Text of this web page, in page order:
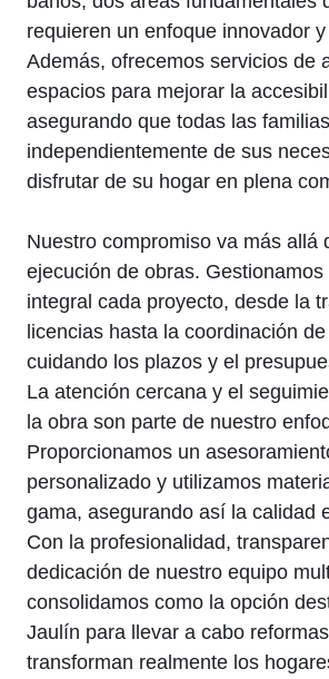
requieren un enfoque innovador
Además, ofrecemos servicios de
espacios para mejorar la
asegurando que todas las
independientemente de sus
disfrutar de su hogar en plena
Nuestro compromiso va más allá
ejecución de obras. Gestionamos
integral cada proyecto, desde la
licencias hasta la coordinación
cuidando los plazos y el
La atención cercana y el
la obra son parte de nuestro
Proporcionamos un
personalizado y utilizamos
gama, asegurando así la calidad
Con la profesionalidad,
dedicación de nuestro equipo
consolidamos como la opción
Jaulín para llevar a cabo
transforman realmente los